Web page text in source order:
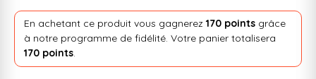
En achetant ce produit vous gagnerez 170 pointsgrâce
à notre programme de fidélité. Votre panier totalisera
170 points.